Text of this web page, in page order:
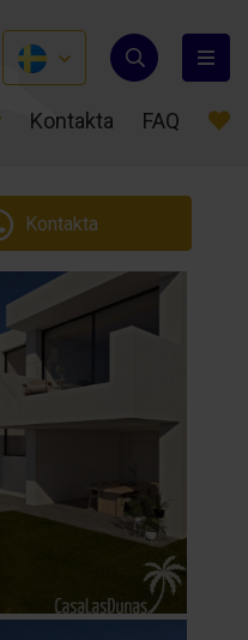
Kontakta FAQ
Kontakta FAQ
Kontakta